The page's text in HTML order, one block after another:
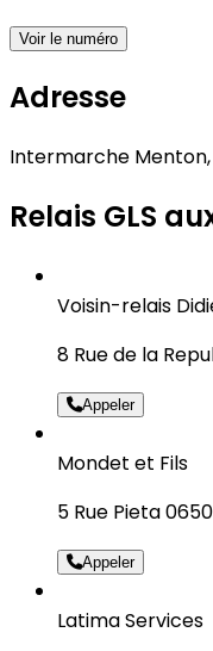
Voir le numéro
Adresse
Intermarche
Relais GLS
Voisin-relais
8 Rue de la
Appeler
Mondet et Fils
5 Rue Pieta
Appeler
Latima Services